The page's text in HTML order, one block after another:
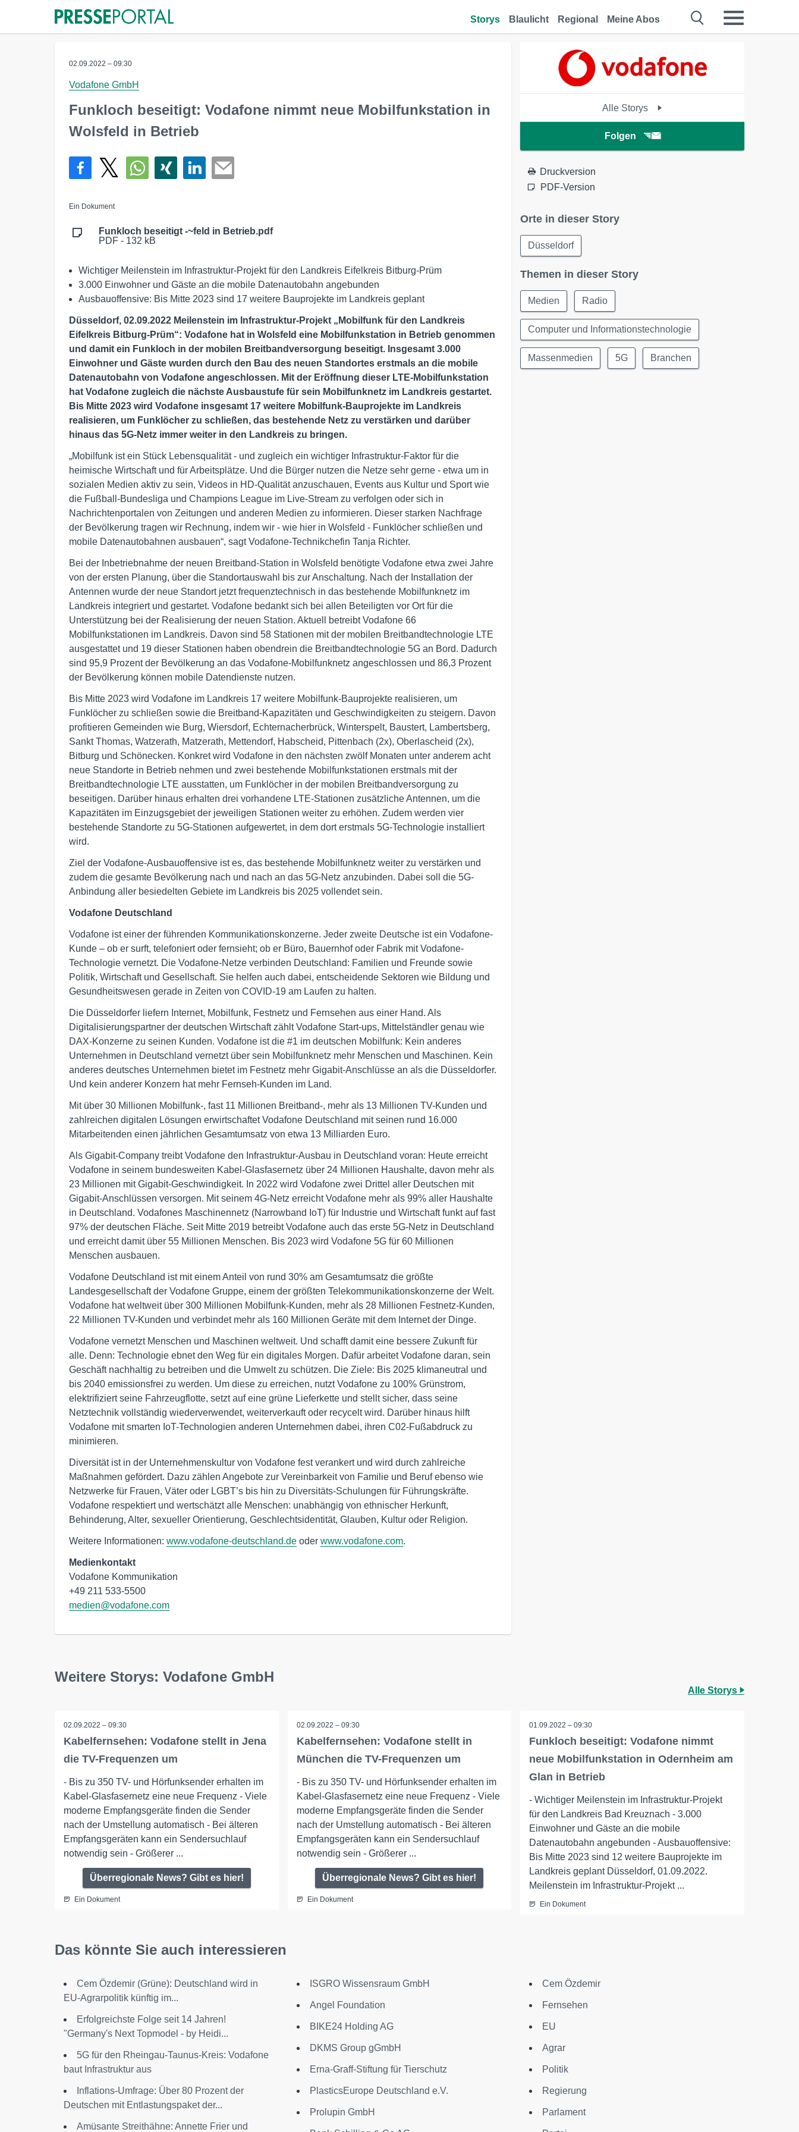
Storys Blaulicht Regional Meine Abos
02.09.2022 – 09:30
Vodafone GmbH
Funkloch beseitigt: Vodafone nimmt neue Mobilfunkstation in
Wolsfeld in Betrieb
Ein Dokument
Funkloch beseitigt -~feld in Betrieb.pdf
PDF - 132 kB
Wichtiger Meilenstein im Infrastruktur-Projekt für den Landkreis Eifelkreis Bitburg-Prüm
3.000 Einwohner und Gäste an die mobile Datenautobahn angebunden
Ausbauoffensive: Bis Mitte 2023 sind 17 weitere Bauprojekte im Landkreis geplant
Düsseldorf, 02.09.2022 Meilenstein im Infrastruktur-Projekt „Mobilfunk für den Landkreis
Eifelkreis Bitburg-Prüm“: Vodafone hat in Wolsfeld eine Mobilfunkstation in Betrieb genommen
und damit ein Funkloch in der mobilen Breitbandversorgung beseitigt. Insgesamt 3.000
Einwohner und Gäste wurden durch den Bau des neuen Standortes erstmals an die mobile
Datenautobahn von Vodafone angeschlossen. Mit der Eröffnung dieser LTE-Mobilfunkstation
hat Vodafone zugleich die nächste Ausbaustufe für sein Mobilfunknetz im Landkreis gestartet.
Bis Mitte 2023 wird Vodafone insgesamt 17 weitere Mobilfunk-Bauprojekte im Landkreis
realisieren, um Funklöcher zu schließen, das bestehende Netz zu verstärken und darüber
hinaus das 5G-Netz immer weiter in den Landkreis zu bringen.
„Mobilfunk ist ein Stück Lebensqualität - und zugleich ein wichtiger Infrastruktur-Faktor für die
heimische Wirtschaft und für Arbeitsplätze. Und die Bürger nutzen die Netze sehr gerne - etwa um in
sozialen Medien aktiv zu sein, Videos in HD-Qualität anzuschauen, Events aus Kultur und Sport wie
die Fußball-Bundesliga und Champions League im Live-Stream zu verfolgen oder sich in
Nachrichtenportalen von Zeitungen und anderen Medien zu informieren. Dieser starken Nachfrage
der Bevölkerung tragen wir Rechnung, indem wir - wie hier in Wolsfeld - Funklöcher schließen und
mobile Datenautobahnen ausbauen“, sagt Vodafone-Technikchefin Tanja Richter.
Bei der Inbetriebnahme der neuen Breitband-Station in Wolsfeld benötigte Vodafone etwa zwei Jahre
von der ersten Planung, über die Standortauswahl bis zur Anschaltung. Nach der Installation der
Antennen wurde der neue Standort jetzt frequenztechnisch in das bestehende Mobilfunknetz im
Landkreis integriert und gestartet. Vodafone bedankt sich bei allen Beteiligten vor Ort für die
Unterstützung bei der Realisierung der neuen Station. Aktuell betreibt Vodafone 66
Mobilfunkstationen im Landkreis. Davon sind 58 Stationen mit der mobilen Breitbandtechnologie LTE
ausgestattet und 19 dieser Stationen haben obendrein die Breitbandtechnologie 5G an Bord. Dadurch
sind 95,9 Prozent der Bevölkerung an das Vodafone-Mobilfunknetz angeschlossen und 86,3 Prozent
der Bevölkerung können mobile Datendienste nutzen.
Bis Mitte 2023 wird Vodafone im Landkreis 17 weitere Mobilfunk-Bauprojekte realisieren, um
Funklöcher zu schließen sowie die Breitband-Kapazitäten und Geschwindigkeiten zu steigern. Davon
profitieren Gemeinden wie Burg, Wiersdorf, Echternacherbrück, Winterspelt, Baustert, Lambertsberg,
Sankt Thomas, Watzerath, Matzerath, Mettendorf, Habscheid, Pittenbach (2x), Oberlascheid (2x),
Bitburg und Schönecken. Konkret wird Vodafone in den nächsten zwölf Monaten unter anderem acht
neue Standorte in Betrieb nehmen und zwei bestehende Mobilfunkstationen erstmals mit der
Breitbandtechnologie LTE ausstatten, um Funklöcher in der mobilen Breitbandversorgung zu
beseitigen. Darüber hinaus erhalten drei vorhandene LTE-Stationen zusätzliche Antennen, um die
Kapazitäten im Einzugsgebiet der jeweiligen Stationen weiter zu erhöhen. Zudem werden vier
bestehende Standorte zu 5G-Stationen aufgewertet, in dem dort erstmals 5G-Technologie installiert
wird.
Ziel der Vodafone-Ausbauoffensive ist es, das bestehende Mobilfunknetz weiter zu verstärken und
zudem die gesamte Bevölkerung nach und nach an das 5G-Netz anzubinden. Dabei soll die 5G-
Anbindung aller besiedelten Gebiete im Landkreis bis 2025 vollendet sein.
Vodafone Deutschland
Vodafone ist einer der führenden Kommunikationskonzerne. Jeder zweite Deutsche ist ein Vodafone-
Kunde – ob er surft, telefoniert oder fernsieht; ob er Büro, Bauernhof oder Fabrik mit Vodafone-
Technologie vernetzt. Die Vodafone-Netze verbinden Deutschland: Familien und Freunde sowie
Politik, Wirtschaft und Gesellschaft. Sie helfen auch dabei, entscheidende Sektoren wie Bildung und
Gesundheitswesen gerade in Zeiten von COVID-19 am Laufen zu halten.
Die Düsseldorfer liefern Internet, Mobilfunk, Festnetz und Fernsehen aus einer Hand. Als
Digitalisierungspartner der deutschen Wirtschaft zählt Vodafone Start-ups, Mittelständler genau wie
DAX-Konzerne zu seinen Kunden. Vodafone ist die #1 im deutschen Mobilfunk: Kein anderes
Unternehmen in Deutschland vernetzt über sein Mobilfunknetz mehr Menschen und Maschinen. Kein
anderes deutsches Unternehmen bietet im Festnetz mehr Gigabit-Anschlüsse an als die Düsseldorfer.
Und kein anderer Konzern hat mehr Fernseh-Kunden im Land.
Mit über 30 Millionen Mobilfunk-, fast 11 Millionen Breitband-, mehr als 13 Millionen TV-Kunden und
zahlreichen digitalen Lösungen erwirtschaftet Vodafone Deutschland mit seinen rund 16.000
Mitarbeitenden einen jährlichen Gesamtumsatz von etwa 13 Milliarden Euro.
Als Gigabit-Company treibt Vodafone den Infrastruktur-Ausbau in Deutschland voran: Heute erreicht
Vodafone in seinem bundesweiten Kabel-Glasfasernetz über 24 Millionen Haushalte, davon mehr als
23 Millionen mit Gigabit-Geschwindigkeit. In 2022 wird Vodafone zwei Drittel aller Deutschen mit
Gigabit-Anschlüssen versorgen. Mit seinem 4G-Netz erreicht Vodafone mehr als 99% aller Haushalte
in Deutschland. Vodafones Maschinennetz (Narrowband IoT) für Industrie und Wirtschaft funkt auf fast
97% der deutschen Fläche. Seit Mitte 2019 betreibt Vodafone auch das erste 5G-Netz in Deutschland
und erreicht damit über 55 Millionen Menschen. Bis 2023 wird Vodafone 5G für 60 Millionen
Menschen ausbauen.
Vodafone Deutschland ist mit einem Anteil von rund 30% am Gesamtumsatz die größte
Landesgesellschaft der Vodafone Gruppe, einem der größten Telekommunikationskonzerne der Welt.
Vodafone hat weltweit über 300 Millionen Mobilfunk-Kunden, mehr als 28 Millionen Festnetz-Kunden,
22 Millionen TV-Kunden und verbindet mehr als 160 Millionen Geräte mit dem Internet der Dinge.
Vodafone vernetzt Menschen und Maschinen weltweit. Und schafft damit eine bessere Zukunft für
alle. Denn: Technologie ebnet den Weg für ein digitales Morgen. Dafür arbeitet Vodafone daran, sein
Geschäft nachhaltig zu betreiben und die Umwelt zu schützen. Die Ziele: Bis 2025 klimaneutral und
bis 2040 emissionsfrei zu werden. Um diese zu erreichen, nutzt Vodafone zu 100% Grünstrom,
elektrifiziert seine Fahrzeugflotte, setzt auf eine grüne Lieferkette und stellt sicher, dass seine
Netztechnik vollständig wiederverwendet, weiterverkauft oder recycelt wird. Darüber hinaus hilft
Vodafone mit smarten IoT-Technologien anderen Unternehmen dabei, ihren C02-Fußabdruck zu
minimieren.
Diversität ist in der Unternehmenskultur von Vodafone fest verankert und wird durch zahlreiche
Maßnahmen gefördert. Dazu zählen Angebote zur Vereinbarkeit von Familie und Beruf ebenso wie
Netzwerke für Frauen, Väter oder LGBT’s bis hin zu Diversitäts-Schulungen für Führungskräfte.
Vodafone respektiert und wertschätzt alle Menschen: unabhängig von ethnischer Herkunft,
Behinderung, Alter, sexueller Orientierung, Geschlechtsidentität, Glauben, Kultur oder Religion.
Weitere Informationen: www.vodafone-deutschland.de oder www.vodafone.com.
Medienkontakt
Vodafone Kommunikation
medien@vodafone.com
Alle Storys
Folgen
Druckversion
PDF-Version
Orte in dieser Story
Düsseldorf
Themen in dieser Story
Medien Radio
Computer und Informationstechnologie
Massenmedien 5G Branchen
Weitere Storys: Vodafone GmbH
Alle Storys
02.09.2022 – 09:30
Kabelfernsehen: Vodafone stellt in Jena
die TV-Frequenzen um
- Bis zu 350 TV- und Hörfunksender erhalten im
Kabel-Glasfasernetz eine neue Frequenz - Viele
moderne Empfangsgeräte finden die Sender
nach der Umstellung automatisch - Bei älteren
Empfangsgeräten kann ein Sendersuchlauf
notwendig sein - Größerer ...
Überregionale News? Gibt es hier!
Ein Dokument
02.09.2022 – 09:30
Kabelfernsehen: Vodafone stellt in
München die TV-Frequenzen um
- Bis zu 350 TV- und Hörfunksender erhalten im
Kabel-Glasfasernetz eine neue Frequenz - Viele
moderne Empfangsgeräte finden die Sender
nach der Umstellung automatisch - Bei älteren
Empfangsgeräten kann ein Sendersuchlauf
notwendig sein - Größerer ...
Überregionale News? Gibt es hier!
Ein Dokument
01.09.2022 – 09:30
Funkloch beseitigt: Vodafone nimmt
neue Mobilfunkstation in Odernheim am
Glan in Betrieb
- Wichtiger Meilenstein im Infrastruktur-Projekt
für den Landkreis Bad Kreuznach - 3.000
Einwohner und Gäste an die mobile
Datenautobahn angebunden - Ausbauoffensive:
Bis Mitte 2023 sind 12 weitere Bauprojekte im
Landkreis geplant Düsseldorf, 01.09.2022.
Meilenstein im Infrastruktur-Projekt ...
Ein Dokument
Das könnte Sie auch interessieren
Cem Özdemir (Grüne): Deutschland wird in
EU-Agrarpolitik künftig im...
Erfolgreichste Folge seit 14 Jahren!
"Germany's Next Topmodel - by Heidi...
5G für den Rheingau-Taunus-Kreis: Vodafone
baut Infrastruktur aus
Inflations-Umfrage: Über 80 Prozent der
Deutschen mit Entlastungspaket der...
Amüsante Streithähne: Annette Frier und
ISGRO Wissensraum GmbH
Angel Foundation
BIKE24 Holding AG
DKMS Group gGmbH
Erna-Graff-Stiftung für Tierschutz
PlasticsEurope Deutschland e.V.
Prolupin GmbH
Cem Özdemir
Fernsehen
EU
Agrar
Politik
Regierung
Parlament